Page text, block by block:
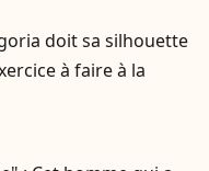
doit sa silhouette
à faire à la